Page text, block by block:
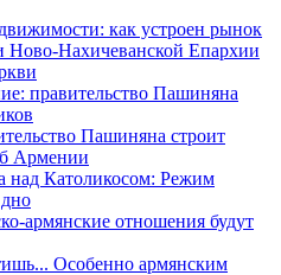
как устроен рынок
Ново-Нахичеванской Епархии
правительство Пашиняна
Пашиняна строит
Армении
над Католикосом: Режим
армянские отношения будут
Особенно армянским